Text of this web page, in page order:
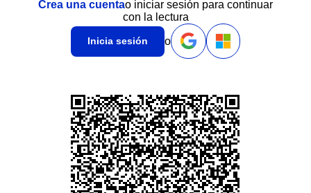
Crea una cuentao iniciar sesión para continuar
con la lectura
Inicia sesión o